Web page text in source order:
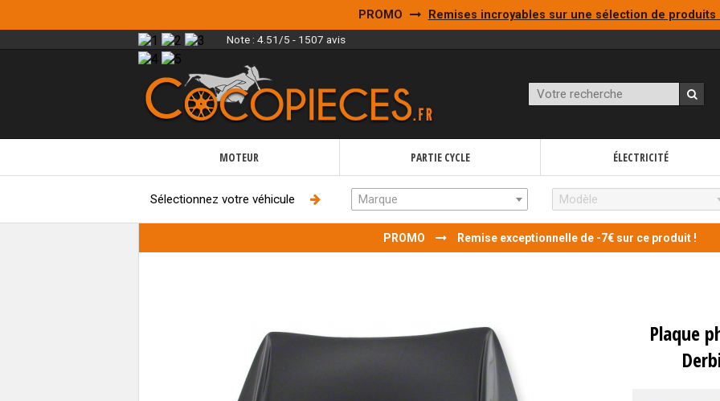
PROMO Remises incroyables sur une sélection de produits
Note : 4.51/5 - 1507 avis
MOTEUR PARTIE CYCLE ÉLECTRICITÉ
Sélectionnez votre véhicule Marque Modèle
PROMO Remise exceptionnelle de -7€ sur ce produit !
Plaque